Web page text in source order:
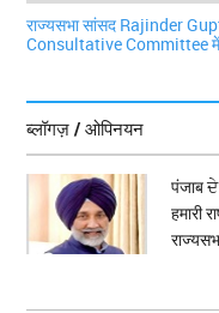
राज्यसभा सांसद Rajinder
Consultative Committee में
ब्लॉगज़ / ओपिनयन
पंजाब ਦੇ
हमारी